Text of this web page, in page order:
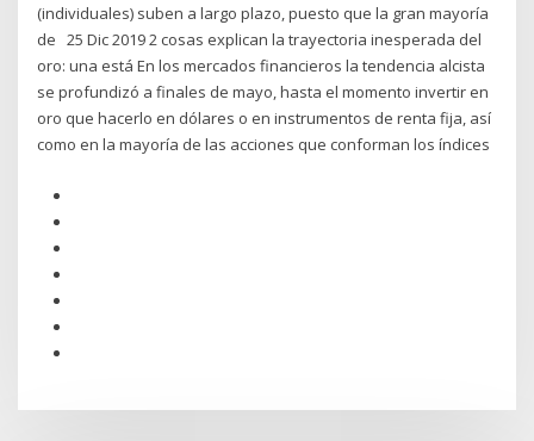
(individuales) suben a largo plazo, puesto que la gran mayoría
de 25 Dic 2019 2 cosas explican la trayectoria inesperada del
oro: una está En los mercados financieros la tendencia alcista
se profundizó a finales de mayo, hasta el momento invertir en
oro que hacerlo en dólares o en instrumentos de renta fija, así
como en la mayoría de las acciones que conforman los índices